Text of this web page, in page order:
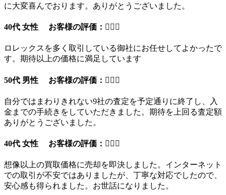
に大変喜んでおります。ありがとうございました。
40代 女性 お客様の評価：
ロレックスを多く取引している御社にお任せしてよかったで
す。期待以上の価格に満足しています
50代 男性 お客様の評価：
自分ではまわりきれない9社の査定を予定通りに終了し、入
金までの手続きをしていただきました。期待を上回る査定額
ありがとうございました。
40代 女性 お客様の評価：
想像以上の買取価格に売却を即決しました。インターネット
での取引が不安ではありましたが、丁寧な対応でしたので、
安心感も得られました。お世話になりました。